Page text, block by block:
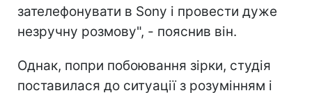
зателефонувати в Sony і провести дуже
незручну розмову", - пояснив він.
Однак, попри побоювання зірки, студія
поставилася до ситуації з розумінням і